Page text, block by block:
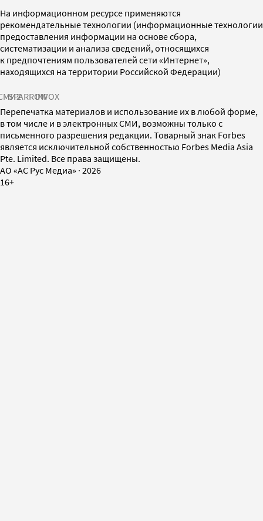
На информационном ресурсе применяются
рекомендательные технологии (информационные технологии
предоставления информации на основе сбора,
систематизации и анализа сведений, относящихся
к предпочтениям пользователей сети «Интернет»,
находящихся на территории Российской Федерации)
SPARROWINFOX
Перепечатка материалов и использование их в любой форме,
в том числе и в электронных СМИ, возможны только с
письменного разрешения редакции. Товарный знак Forbes
является исключительной собственностью Forbes Media Asia
Pte. Limited. Все права защищены.
AO «АС Рус Медиа» · 2026
16+